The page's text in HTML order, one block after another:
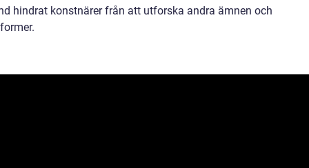
hindrat konstnärer från att utforska andra ämnen och